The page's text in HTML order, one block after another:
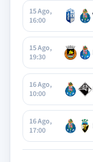
15 Ago,
16:00
15 Ago,
19:30
16 Ago,
10:00
16 Ago,
17:00